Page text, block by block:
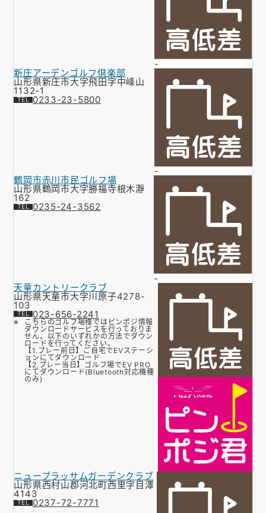
-
新庄アーデンゴルフ倶楽部
山形県新庄市大字飛田字中峰山
1132-1
0233-23-5800
-
鶴岡市赤川市民ゴルフ場
山形県鶴岡市大字勝福寺根木瀞
162
0235-24-3562
-
天童カントリークラブ
山形県天童市大字川原子4278-
103
023-656-2241
こちらのゴルフ場様ではピンポジ情報
ダウンロードサービスを行っておりま
せん。以下のいずれかの方法でダウン
ロードを行ってください。
【1.プレー前日】ご自宅でEVステーシ
ョンにてダウンロード
【2.プレー当日】ゴルフ場でEV PRO
にてダウンロード(Bluetooth対応機種
のみ)
ニューブラッサムガーデンクラブ
山形県西村山郡河北町西里字目澤
4143
0237-72-7771